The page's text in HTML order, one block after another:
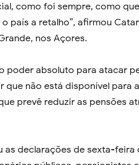
como foi sempre, como
país a retalho”, afirmou
nos Açores.
poder absoluto para atacar
que não está disponível para
prevê reduzir as pensões
as declarações de sexta-feira